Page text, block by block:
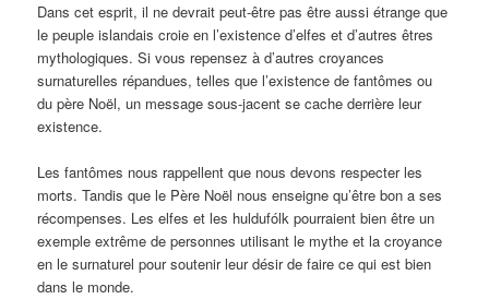
Dans cet esprit, il ne devrait peut-être pas être aussi étrange que
le peuple islandais croie en l’existence d’elfes et d’autres êtres
mythologiques. Si vous repensez à d’autres croyances
surnaturelles répandues, telles que l’existence de fantômes ou
du père Noël, un message sous-jacent se cache derrière leur
existence.
Les fantômes nous rappellent que nous devons respecter les
morts. Tandis que le Père Noël nous enseigne qu’être bon a ses
récompenses. Les elfes et les huldufólk pourraient bien être un
exemple extrême de personnes utilisant le mythe et la croyance
en le surnaturel pour soutenir leur désir de faire ce qui est bien
dans le monde.